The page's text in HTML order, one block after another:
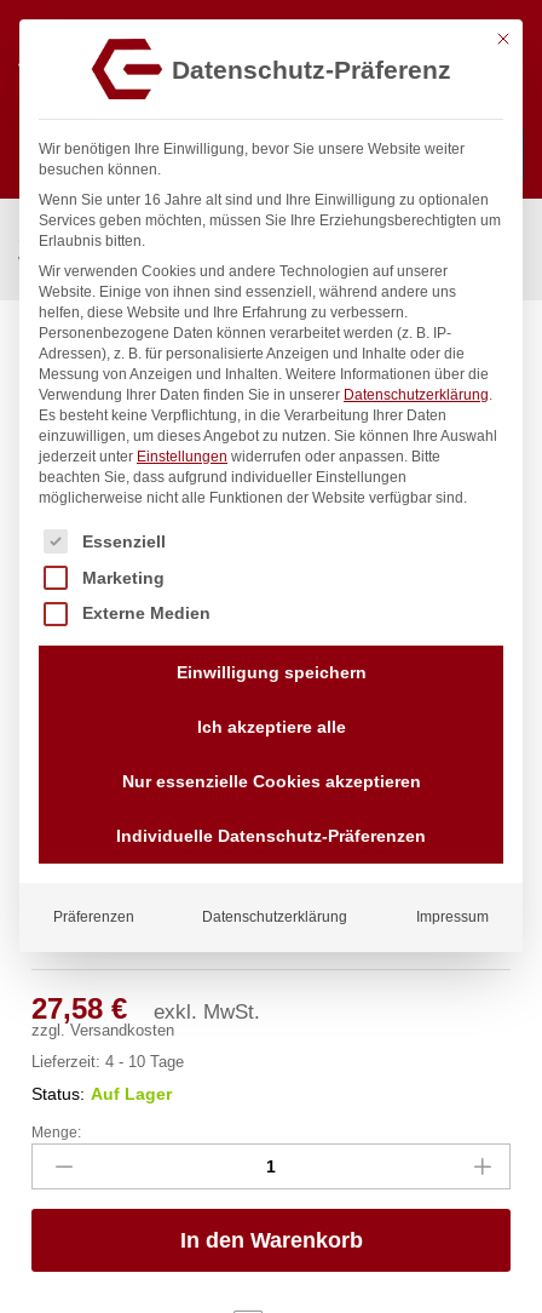
Suchen
Start / Gastronomiebedarf & Gastro Geräte für Profis
Wassertechnik
Zubehör / Kupplungs-Doppelstecker
Kupplungs-Doppelstecker
27,58€ exkl. MwSt.
zzgl.Versandkosten
Lieferzeit:4 - 10 Tage
Status: Auf Lager
Kupplungs-
Doppelstecker
Anzahl
Menge:
In den Warenkorb
Mit
Datenschutz-Präferenz
Wir benötigen Ihre Einwilligung, bevor Sie unsere Website weiter
besuchen können.
Wenn Sie unter 16 Jahre alt sind und Ihre Einwilligung zu optionalen
Services geben möchten, müssen Sie Ihre Erziehungsberechtigten um
Erlaubnis bitten.
Wir verwenden Cookies und andere Technologien auf unserer
Website. Einige von ihnen sind essenziell, während andere uns
helfen, diese Website und Ihre Erfahrung zu verbessern.
Personenbezogene Daten können verarbeitet werden (z. B. IP-
Adressen), z. B. für personalisierte Anzeigen und Inhalte oder die
Messung von Anzeigen und Inhalten. Weitere Informationen über die
Verwendung Ihrer Daten finden Sie in unserer Datenschutzerklärung.
Es besteht keine Verpflichtung, in die Verarbeitung Ihrer Daten
einzuwilligen, um dieses Angebot zu nutzen. Sie können Ihre Auswahl
jederzeit unter Einstellungen widerrufen oder anpassen. Bitte
beachten Sie, dass aufgrund individueller Einstellungen
möglicherweise nicht alle Funktionen der Website verfügbar sind.
Es folgt eine Liste der Service-Gruppen, für die eine
Essenziell
Marketing
Externe Medien
Einwilligung speichern
Ich akzeptiere alle
Nur essenzielle Cookies akzeptieren
Individuelle Datenschutz-Präferenzen
Präferenzen Datenschutzerklärung Impressum